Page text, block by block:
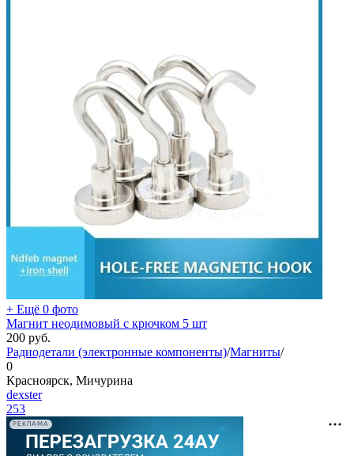
+ Ещё 0 фото
Магнит неодимовый с крючком 5 шт
200 руб.
Радиодетали (электронные компоненты)/Магниты/
0
Красноярск, Мичурина
dexster
253
РЕКЛАМА